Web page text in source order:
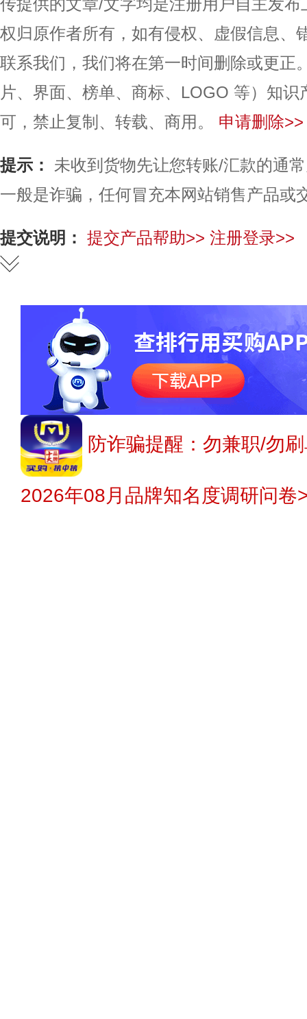
权归原作者所有，如有侵权、虚假信息、
联系我们，我们将在第一时间删除或更正
片、界面、榜单、商标、LOGO 等）知
可，禁止复制、转载、商用。
申请删除>>
提示：
未收到货物先让您转账/汇款的通
一般是诈骗，任何冒充本网站销售产品或
提交说明： 提交产品帮助>> 注册登录>>
防诈骗提醒：勿兼职/勿
2026年08月品牌知名度调研问卷